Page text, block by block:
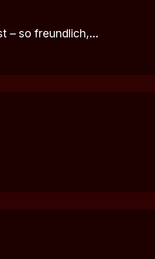
– so freundlich,…